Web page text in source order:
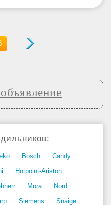
Bosch
Candy
Hotpoint-Ariston
Mora
Nord
Siemens
Snaige